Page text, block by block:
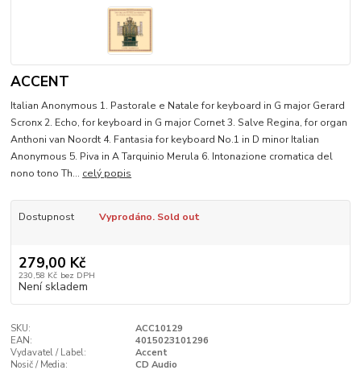
ACCENT
Italian Anonymous 1. Pastorale e Natale for keyboard in G major Gerard
Scronx 2. Echo, for keyboard in G major Cornet 3. Salve Regina, for organ
Anthoni van Noordt 4. Fantasia for keyboard No.1 in D minor Italian
Anonymous 5. Piva in A Tarquinio Merula 6. Intonazione cromatica del
nono tono Th... celý popis
Dostupnost Vyprodáno. Sold out
279,00 Kč
230,58 Kč bez DPH
Není skladem
SKU:
ACC10129
EAN:
4015023101296
Vydavatel / Label:
Accent
Nosič / Media:
CD Audio